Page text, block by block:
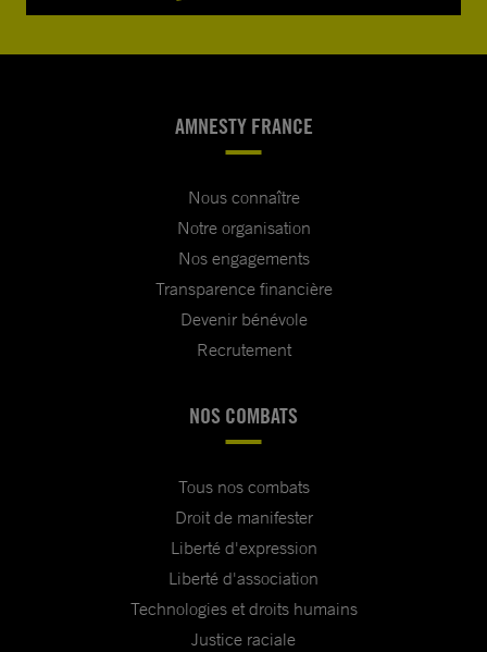
AMNESTY FRANCE
Nous connaître
Notre organisation
Nos engagements
Transparence financière
Devenir bénévole
Recrutement
NOS COMBATS
Tous nos combats
Droit de manifester
Liberté d'expression
Liberté d'association
Technologies et droits humains
Justice raciale